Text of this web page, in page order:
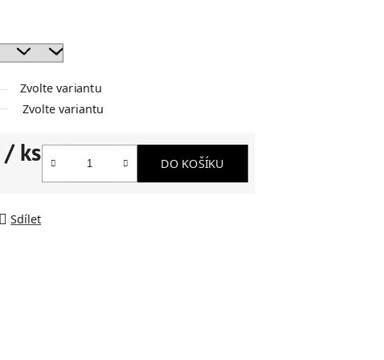
Zvolte variantu
Zvolte variantu
/ ks DO KOŠÍKU
Sdílet